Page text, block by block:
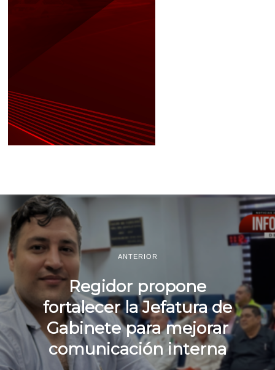
ANTERIOR
Regidor propone
fortalecer la Jefatura de
Gabinete para mejorar
comunicación interna